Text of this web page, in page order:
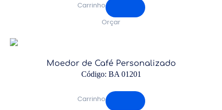
Carrinho
Orçar
Moedor de Café Personalizado
Código: BA 01201
Carrinho